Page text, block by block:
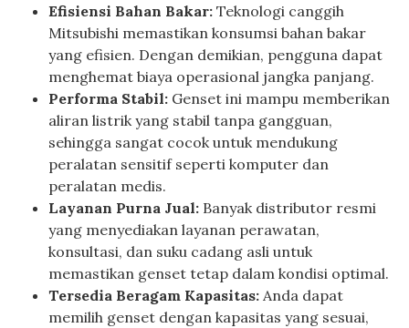
Efisiensi Bahan Bakar: Teknologi canggih
Mitsubishi memastikan konsumsi bahan bakar
yang efisien. Dengan demikian, pengguna dapat
menghemat biaya operasional jangka panjang.
Performa Stabil: Genset ini mampu memberikan
aliran listrik yang stabil tanpa gangguan,
sehingga sangat cocok untuk mendukung
peralatan sensitif seperti komputer dan
peralatan medis.
Layanan Purna Jual: Banyak distributor resmi
yang menyediakan layanan perawatan,
konsultasi, dan suku cadang asli untuk
memastikan genset tetap dalam kondisi optimal.
Tersedia Beragam Kapasitas: Anda dapat
memilih genset dengan kapasitas yang sesuai,